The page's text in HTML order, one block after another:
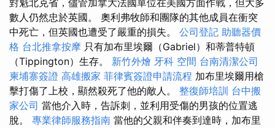
對魁北克省，儘管加拿大法國單位在美國方面作戰，但大多
數人仍然忠於英國。 奧利弗牧師和團隊的其他成員在衝突
中死亡，但英國也遭受了嚴重的損失。 公司登記 助聽器價
格 台北推拿按摩 只有加布里埃爾（Gabriel）和蒂普特頓
（Tippington）生存。 新竹外燴 牙科 空間 台南清潔公司
柬埔寨簽證 高雄搬家 菲律賓簽證申請流程 加布里埃爾用槍
擊打傷了上校，顯然殺死了他的敵人。 整復師培訓 台中搬
家公司 當他介入時，告訴刺，並利用受傷的男孩的位置逃
脫。 專業律師服務指南 當他的父親和伴奏到達時，加布里